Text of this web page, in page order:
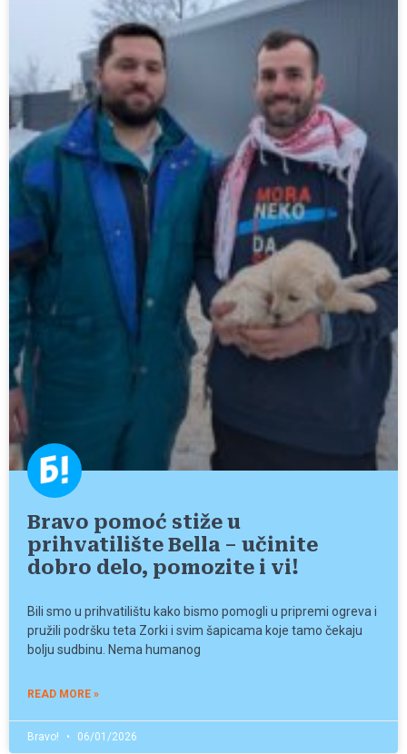
Bravo pomoć stiže u
prihvatilište Bella – učinite
dobro delo, pomozite i vi!
Bili smo u prihvatilištu kako bismo pomogli u pripremi ogreva i
pružili podršku teta Zorki i svim šapicama koje tamo čekaju
bolju sudbinu. Nema humanog
READ MORE »
Bravo! 06/01/2026